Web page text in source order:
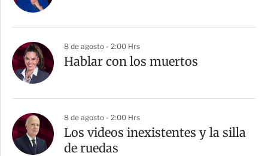
8 de agosto - 2:00 Hrs
Hablar con los muertos
8 de agosto - 2:00 Hrs
Los videos inexistentes y la silla
de ruedas